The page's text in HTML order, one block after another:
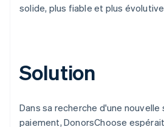
solide, plus fiable et plus
Solution
Dans sa recherche d'une nouvelle
paiement, DonorsChoose